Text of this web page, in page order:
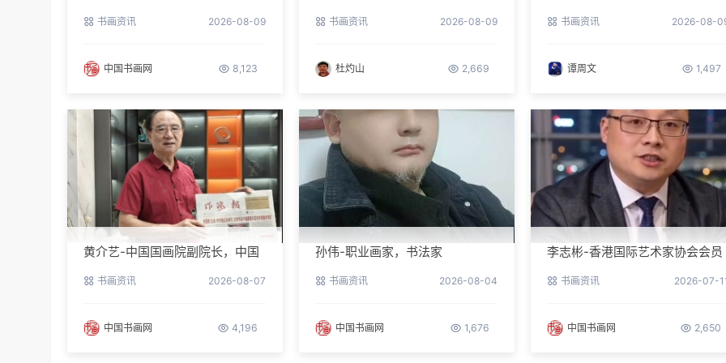
书画资讯 2026-08-09
中国书画网 8,123
员 书画资讯 2026-08-09
杜灼山 2,669
书画资讯 2026-08-
谭周文 1,497
黄介艺-中国国画院副院长，中国
书画资讯 2026-08-07
中国书画网 4,196
孙伟-职业画家，书法家
书画资讯 2026-08-04
中国书画网 1,676
李志彬-香港国际艺术家协会会员
书画资讯 2026-07-
中国书画网 2,650